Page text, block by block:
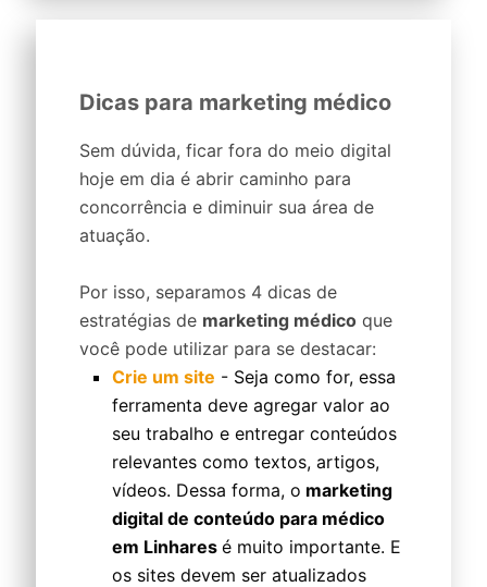
Dicas para marketing médico
Sem dúvida, ficar fora do meio digital
hoje em dia é abrir caminho para
concorrência e diminuir sua área de
atuação.
Por isso, separamos 4 dicas de
estratégias de marketing médico que
você pode utilizar para se destacar:
Crie um site - Seja como for, essa
ferramenta deve agregar valor ao
seu trabalho e entregar conteúdos
relevantes como textos, artigos,
vídeos. Dessa forma, o marketing
digital de conteúdo para médico
em Linhares é muito importante. E
os sites devem ser atualizados